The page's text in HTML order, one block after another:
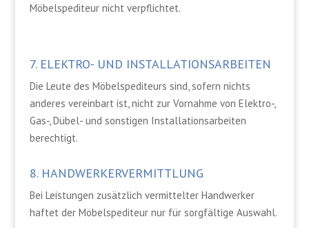
Möbelspediteur nicht verpflichtet.
7. ELEKTRO- UND INSTALLATIONSARBEITEN
Die Leute des Möbelspediteurs sind, sofern nichts
anderes vereinbart ist, nicht zur Vornahme von Elektro-,
Gas-, Dübel- und sonstigen Installationsarbeiten
berechtigt.
8. HANDWERKERVERMITTLUNG
Bei Leistungen zusätzlich vermittelter Handwerker
haftet der Möbelspediteur nur für sorgfältige Auswahl.